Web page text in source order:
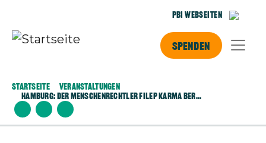
PBI Webseiten
Spenden
Startseite
Veranstaltungen
Hamburg: Der Menschenrechtler Filep Karma Ber...